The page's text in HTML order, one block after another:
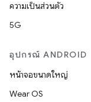
ความเป็นส่วนตัว
5G
อุปกรณ์ ANDROID
หน้าจอขนาดใหญ่
Wear OS